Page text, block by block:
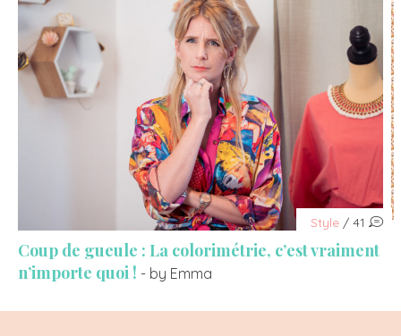
Style / 41
Coup de gueule : La colorimétrie, c’est vraiment
n’importe quoi ! - by Emma